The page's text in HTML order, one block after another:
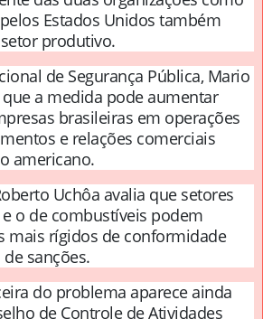
Estados Unidos também
produtivo.
de Segurança Pública, Mario
a medida pode aumentar
brasileiras em operações
e relações comerciais
americano.
Uchôa avalia que setores
o de combustíveis podem
mais rígidos de conformidade
sanções.
do problema aparece ainda
de Controle de Atividades